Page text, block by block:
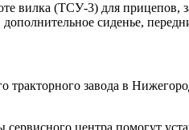
вилка (ТСУ-3) для прицепов,
сиденье,
завода в
центра помогут